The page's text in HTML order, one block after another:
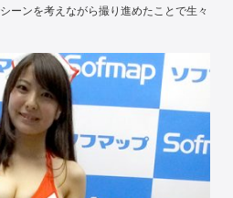
ーンを考えながら撮り進めたことで生々